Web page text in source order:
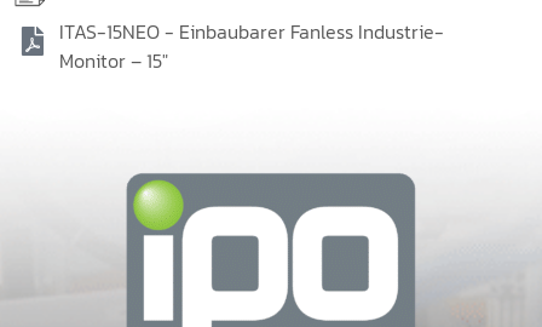
ITAS-15NEO - Einbaubarer Fanless Industrie-
Monitor – 15″